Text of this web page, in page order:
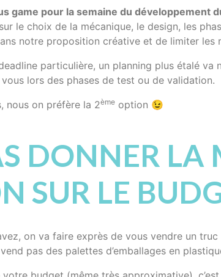
game pour la semaine du développement
le choix de la mécanique, le design, les
notre proposition créative et de limiter les
particulière, un planning plus étalé
lors des phases de test ou de validation.
nous on préfère la 2ème option 😉
DONNER LA
SUR LE
on va faire exprès de vous vendre un
pas des palettes d’emballages en